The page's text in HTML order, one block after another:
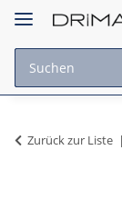
Zurück zur Liste